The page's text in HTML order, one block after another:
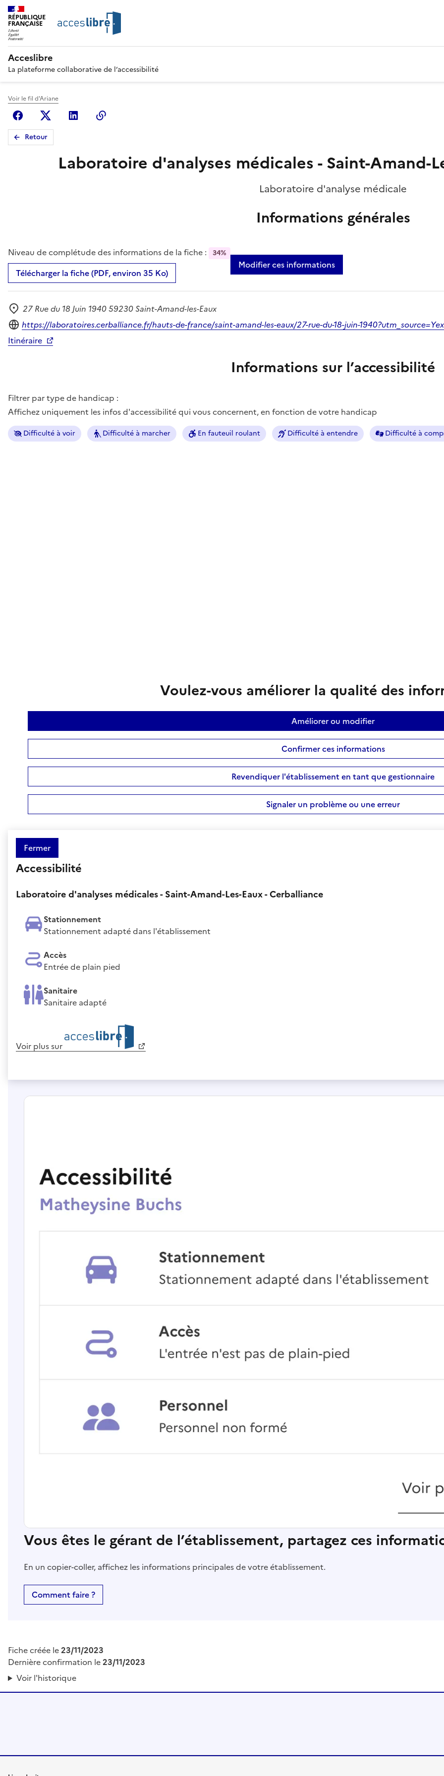
RÉPUBLIQUE
FRANÇAISE
Acceslibre
La plateforme collaborative de l’accessibilité
Voir le fil d'Ariane
FacebookX (anciennement Twitter)
Linkedin
Retour
Laboratoire d'analyses médicales - Saint-Amand-
Laboratoire d'analyse médicale
Informations générales
Niveau de complétude des informations de la fiche : 34%
Télécharger la fiche (PDF, environ 35 Ko)
Modifier ces informations
Adresse
27 Rue du 18 Juin 1940 59230 Saint-Amand-les-Eaux
Site internet
https://laboratoires.cerballiance.fr/hauts-de-france/saint-amand-les-eaux/27-rue-du-18-juin-
Itinéraire
Informations sur l’accessibilité
Filtrer par type de handicap :
Affichez uniquement les infos d'accessibilité qui vous concernent, en fonction de votre handicap
Difficulté à voir Difficulté à marcher En fauteuil roulant Difficulté à entendre Difficulté à
Voulez-vous améliorer la qualité des
Améliorer ou modifier
Confirmer ces informations
Revendiquer l'établissement en tant que gestionnaire
Signaler un problème ou une erreur
Fermer
Accessibilité
Laboratoire d'analyses médicales - Saint-Amand-Les-Eaux - Cerballiance
Stationnement
Stationnement adapté dans l'établissement
Accès
Entrée de plain pied
Sanitaire
Sanitaire adapté
Voir plus sur
Vous êtes le gérant de l’établissement, partagez ces
En un copier-coller, affichez les informations principales de votre établissement.
Comment faire ?
Fiche créée le23/11/2023
Dernière confirmation le23/11/2023
Voir l'historique